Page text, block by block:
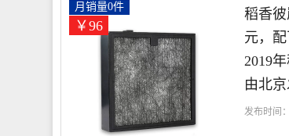
￥96
月销量0件
稻香
元，
2019
由北京
发布时间